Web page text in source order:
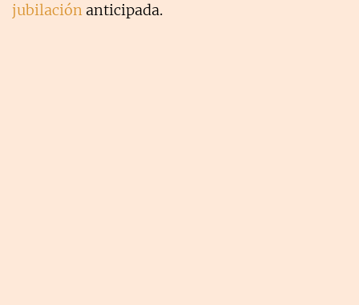
jubilación anticipada.